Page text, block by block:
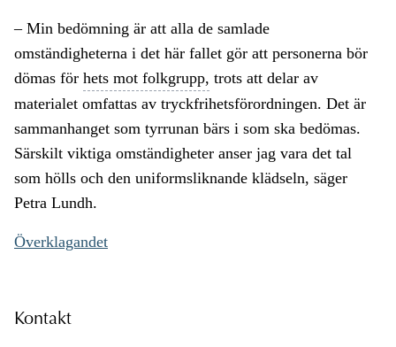
– Min bedömning är att alla de samlade
omständigheterna i det här fallet gör att personerna bör
dömas för hets mot folkgrupp, trots att delar av
materialet omfattas av tryckfrihetsförordningen. Det är
sammanhanget som tyrrunan bärs i som ska bedömas.
Särskilt viktiga omständigheter anser jag vara det tal
som hölls och den uniformsliknande klädseln, säger
Petra Lundh.
Överklagandet
Kontakt